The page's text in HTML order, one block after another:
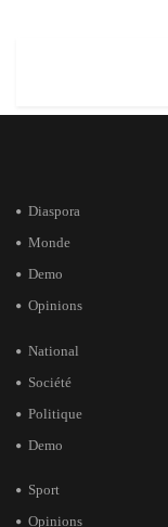
Diaspora
Monde
Demo
Opinions
National
Société
Politique
Demo
Sport
Opinions